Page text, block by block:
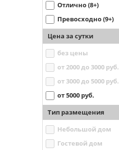
Отлично (8+)
Превосходно (9+)
Цена за сутки
без цены
от 2000 до 3000 руб.
от 3000 до 5000 руб.
от 5000 руб.
Тип размещения
Небольшой дом
Гостевой дом